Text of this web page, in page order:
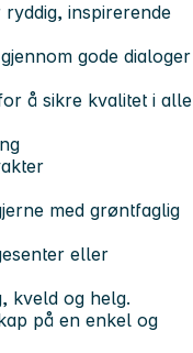
inspirerende
gode dialoger
å sikre kvalitet i alle
med grøntfaglig
eller
kveld og helg.
på en enkel og